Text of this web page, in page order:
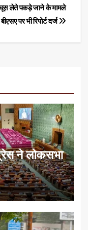
लेते पकड़े जाने के मामले
पर भी रिपोर्ट दर्ज
ने लोकसभा